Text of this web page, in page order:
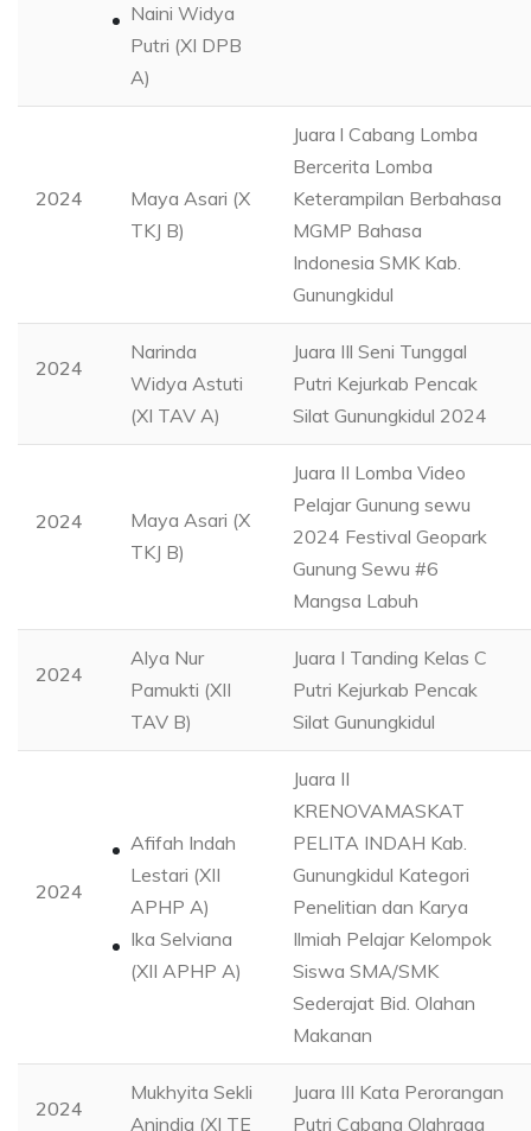
Naini Widya
Putri (XI DPB
A)
2024
Maya Asari (X
TKJ B)
Juara l Cabang Lomba
Bercerita Lomba
Keterampilan Berbahasa
MGMP Bahasa
Indonesia SMK Kab.
Gunungkidul
2024
Narinda
Widya Astuti
(XI TAV A)
Juara IIl Seni Tunggal
Putri Kejurkab Pencak
Silat Gunungkidul 2024
2024
Maya Asari (X
TKJ B)
Juara II Lomba Video
Pelajar Gunung sewu
2024 Festival Geopark
Gunung Sewu #6
Mangsa Labuh
2024
Alya Nur
Pamukti (XII
TAV B)
Juara I Tanding Kelas C
Putri Kejurkab Pencak
Silat Gunungkidul
2024
Afifah Indah
Lestari (XII
APHP A)
Ika Selviana
(XII APHP A)
Juara II
KRENOVAMASKAT
PELITA INDAH Kab.
Gunungkidul Kategori
Penelitian dan Karya
Ilmiah Pelajar Kelompok
Siswa SMA/SMK
Sederajat Bid. Olahan
Makanan
2024
Mukhyita Sekli
Anindia (XI TE
Juara III Kata Perorangan
Putri Cabang Olahraga